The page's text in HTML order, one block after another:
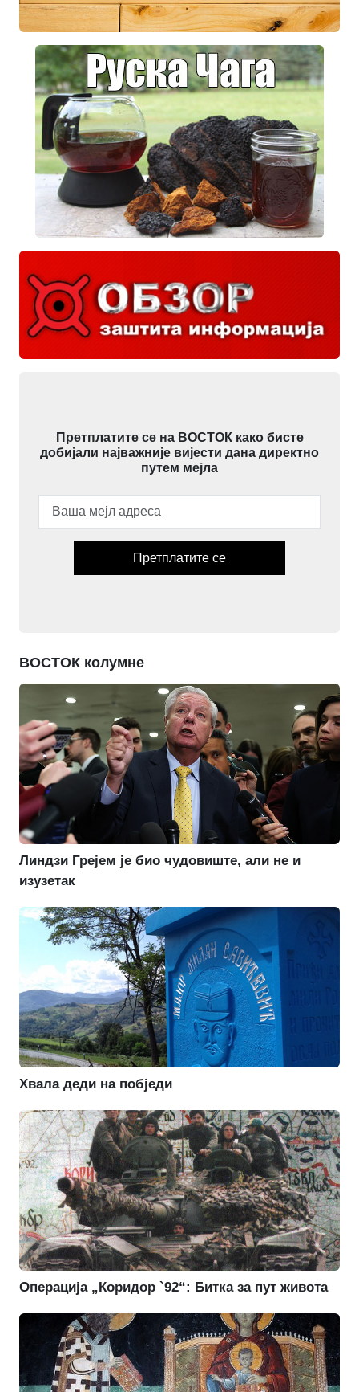
Претплатите се на ВОСТОК како бисте
добијали најважније вијести дана директно
путем мејла
Претплатите се
ВОСТОК колумне
Линдзи Грејем је био чудовиште, али не и
изузетак
Хвала деди на побједи
Операција „Коридор `92“: Битка за пут живота